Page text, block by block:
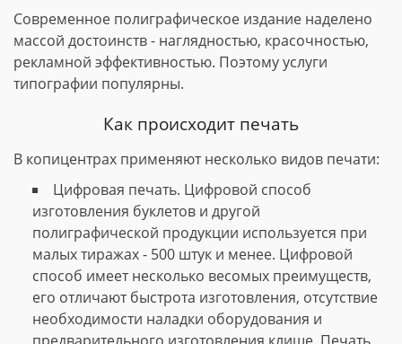
Современное полиграфическое издание наделено
массой достоинств - наглядностью, красочностью,
рекламной эффективностью. Поэтому услуги
типографии популярны.
Как происходит печать
В копицентрах применяют несколько видов печати:
Цифровая печать. Цифровой способ
изготовления буклетов и другой
полиграфической продукции используется при
малых тиражах - 500 штук и менее. Цифровой
способ имеет несколько весомых преимуществ,
его отличают быстрота изготовления, отсутствие
необходимости наладки оборудования и